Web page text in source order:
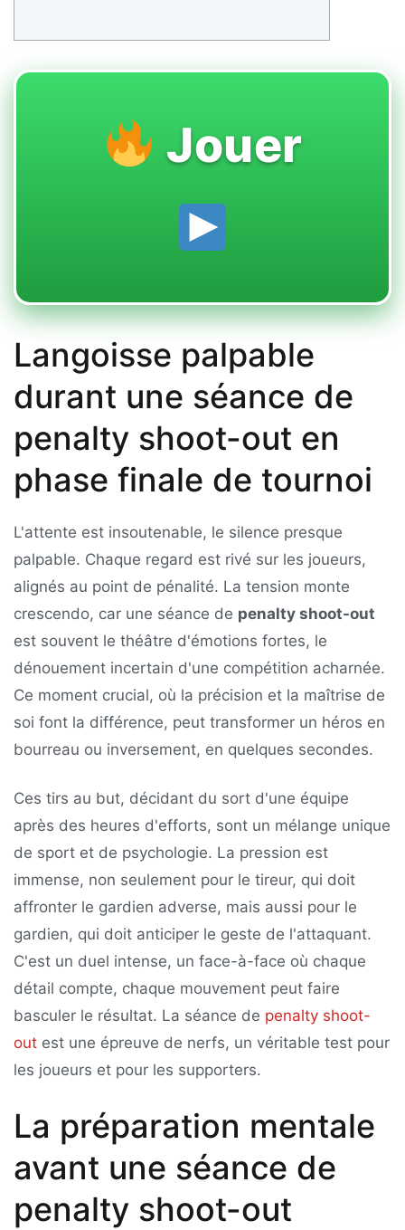
Jouer
Langoisse palpable
durant une séance de
penalty shoot-out en
phase finale de tournoi
L'attente est insoutenable, le silence presque
palpable. Chaque regard est rivé sur les joueurs,
alignés au point de pénalité. La tension monte
crescendo, car une séance de penalty shoot-out
est souvent le théâtre d'émotions fortes, le
dénouement incertain d'une compétition acharnée.
Ce moment crucial, où la précision et la maîtrise de
soi font la différence, peut transformer un héros en
bourreau ou inversement, en quelques secondes.
Ces tirs au but, décidant du sort d'une équipe
après des heures d'efforts, sont un mélange unique
de sport et de psychologie. La pression est
immense, non seulement pour le tireur, qui doit
affronter le gardien adverse, mais aussi pour le
gardien, qui doit anticiper le geste de l'attaquant.
C'est un duel intense, un face-à-face où chaque
détail compte, chaque mouvement peut faire
basculer le résultat. La séance de penalty shoot-
out est une épreuve de nerfs, un véritable test pour
les joueurs et pour les supporters.
La préparation mentale
avant une séance de
penalty shoot-out